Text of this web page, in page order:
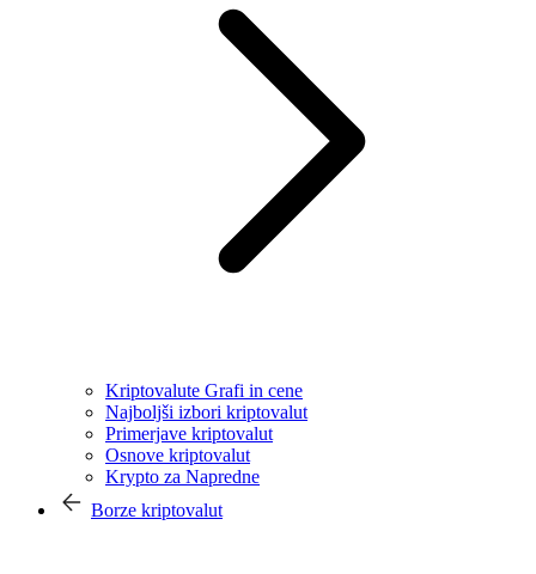
Kriptovalute Grafi in cene
Najboljši izbori kriptovalut
Primerjave kriptovalut
Osnove kriptovalut
Krypto za Napredne
Borze kriptovalut